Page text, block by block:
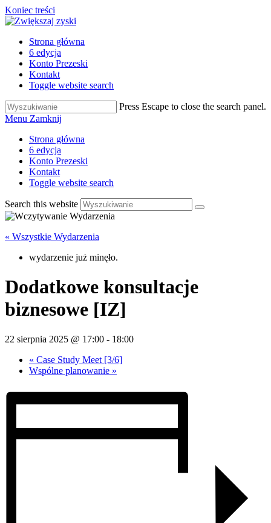
Koniec treści
Strona główna
6 edycja
Konto Prezeski
Kontakt
Toggle website search
Press Escape to close the search panel.
Menu Zamknij
Strona główna
6 edycja
Konto Prezeski
Kontakt
Toggle website search
Search this website
« Wszystkie Wydarzenia
wydarzenie już minęło.
Dodatkowe konsultacje
biznesowe [IZ]
22 sierpnia 2025 @ 17:00 - 18:00
« Case Study Meet [3/6]
Wspólne planowanie »